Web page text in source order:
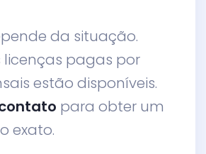
da situação.
licenças pagas por
estão disponíveis.
para obter um
exato.